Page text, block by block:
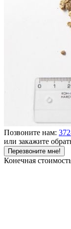
Позвоните нам:
или закажите
Перезвоните мне!
Конечная